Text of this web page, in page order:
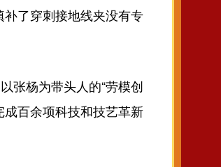
了穿刺接地线夹没有专
张杨为带头人的“劳模创
成百余项科技和技艺革新